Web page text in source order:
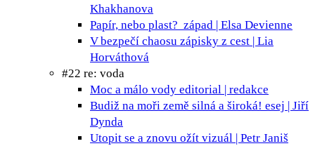
Khakhanova
Papír, nebo plast? západ | Elsa Devienne
V bezpečí chaosu zápisky z cest | Lia
Horváthová
#22 re: voda
Moc a málo vody editorial | redakce
Budiž na moři země silná a široká! esej | Jiří
Dynda
Utopit se a znovu ožít vizuál | Petr Janiš